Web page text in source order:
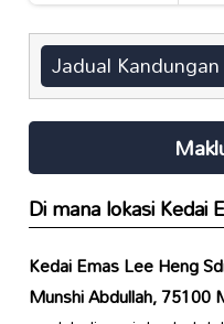
Jadual Kandungan
Di mana lokasiKedai
Kedai Emas Lee Heng
Munshi Abdullah, 75100